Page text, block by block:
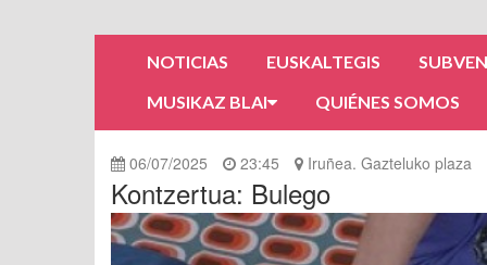
NOTICIAS EUSKALTEGIS
MUSIKAZ BLAI
QUIÉNES SOMOS
06/07/2025 23:45 Iruñea. Gazteluko plaza
Kontzertua: Bulego